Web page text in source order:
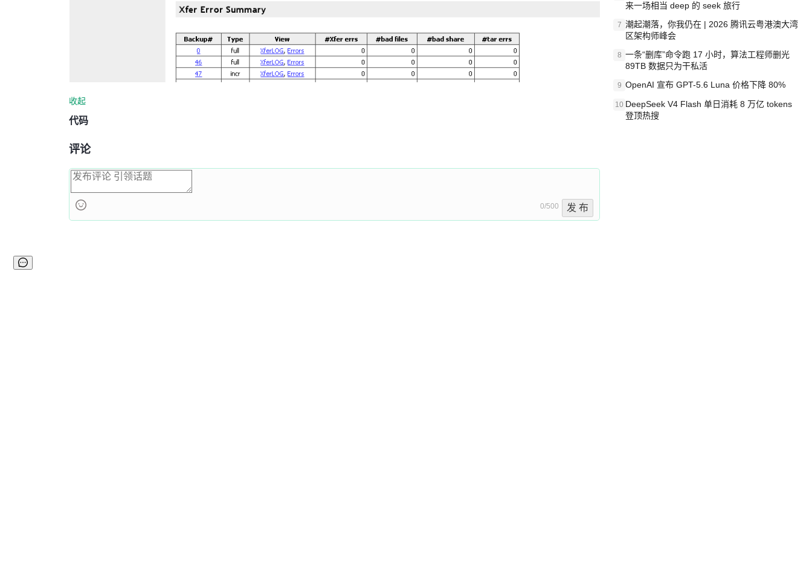
收起
代码
评论
0/500 发 布
来一场相当 deep 的 seek 旅行
7 潮起潮落，你我仍在 | 2026 腾讯云粤港澳大湾
区架构师峰会
8 一条“删库”命令跑 17 小时，算法工程师删光
89TB 数据只为干私活
9 OpenAI 宣布 GPT-5.6 Luna 价格下降 80%
10 DeepSeek V4 Flash 单日消耗 8 万亿 tokens
登顶热搜